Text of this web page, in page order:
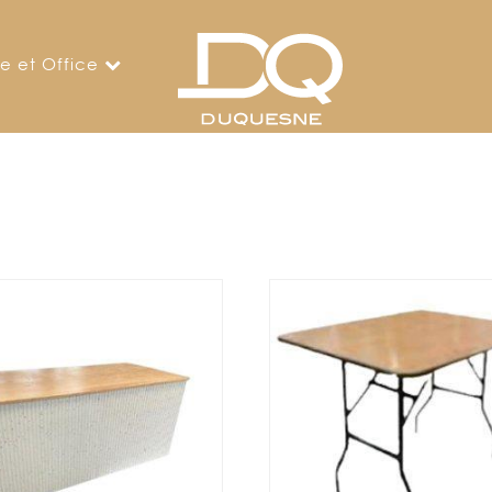
et Office